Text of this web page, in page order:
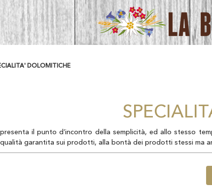
DOLOMITICHE
il punto d’incontro della semplicità, ed allo stesso
garantita sui prodotti, alla bontà dei prodotti stessi ma